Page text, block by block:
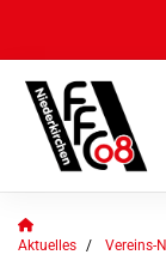
Aktuelles Vereins-